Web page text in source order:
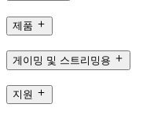
제품
게이밍 및 스트리밍용
지원